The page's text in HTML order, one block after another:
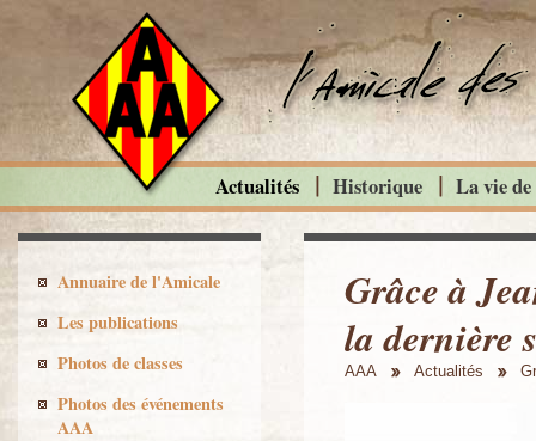
Grâce à
la dernière
AAA Actualités
Actualités Historique La vie
Annuaire de l'Amicale
Les publications
Photos de classes
Photos des événements
AAA